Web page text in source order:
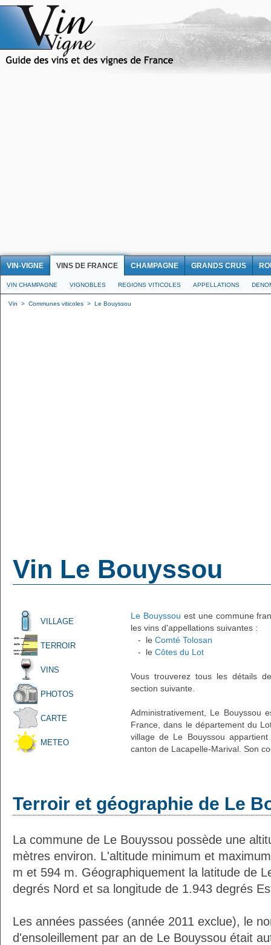
VIN-VIGNE VINS DE FRANCE CHAMPAGNE GRANDS CRUS
VIN CHAMPAGNE VIGNOBLES REGIONS VITICOLES APPELLATIONS
Vin > Communes viticoles > Le Bouyssou
Vin Le Bouyssou
VILLAGE
TERROIR
VINS
PHOTOS
CARTE
METEO
Le Bouyssou est une commune
les vins d'appellations suivantes :
- le Comté Tolosan
- le Côtes du Lot
Vous trouverez tous les détails
section suivante.
Administrativement, Le Bouyssou
France, dans le département du
village de Le Bouyssou
canton de Lacapelle-Marival. Son
Terroir et géographie de Le
La commune de Le Bouyssou possède une
mètres environ. L'altitude minimum et
m et 594 m. Géographiquement la latitude de
degrés Nord et sa longitude de 1.943 degrés
Les années passées (année 2011 exclue), le
d'ensoleillement par an de Le Bouyssou était